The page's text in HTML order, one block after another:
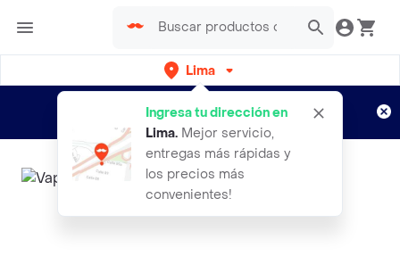
Lima
Ingresa tu dirección en
Lima. Mejor servicio,
entregas más rápidas y
los precios más
convenientes!
envíos gratis por semanas
Aplican TyC